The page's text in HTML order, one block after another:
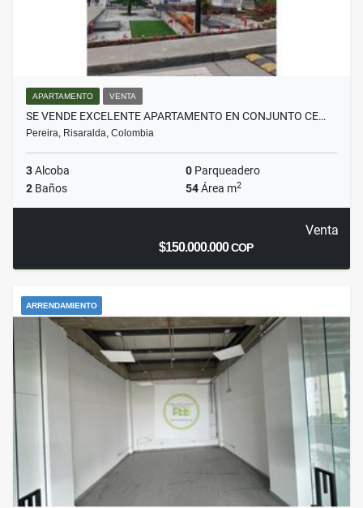
APARTAMENTO VENTA
SE VENDE EXCELENTE APARTAMENTO EN CONJUNTO CE…
Pereira, Risaralda, Colombia
3Alcoba 0 Parqueadero
2 Baños 54Área m2
Venta
$150.000.000COP
ARRENDAMIENTO